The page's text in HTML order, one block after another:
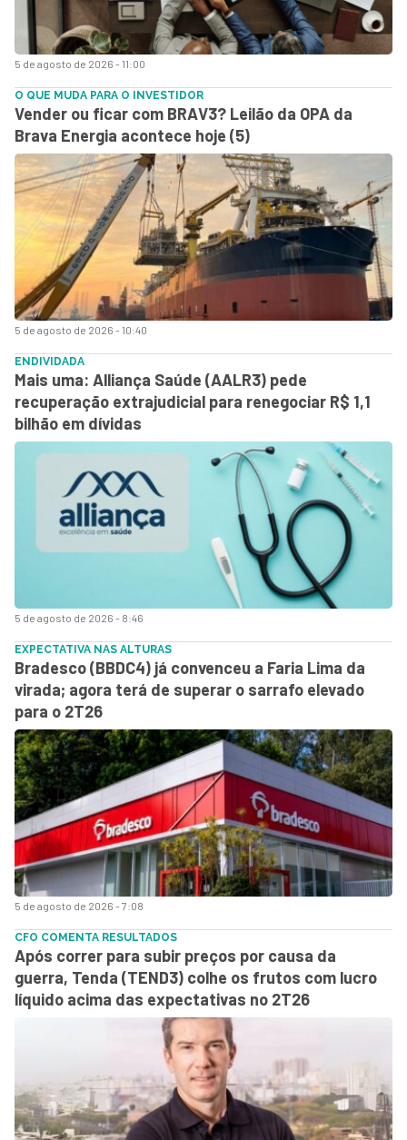
5 de agosto de 2026 - 11:00
5 de agosto de 2026 - 10:40
O QUE MUDA PARA O INVESTIDOR
Vender ou ficar com BRAV3? Leilão da OPA da
Brava Energia acontece hoje (5)
5 de agosto de 2026 - 8:46
ENDIVIDADA
Mais uma: Alliança Saúde (AALR3) pede
recuperação extrajudicial para renegociar R$ 1,1
bilhão em dívidas
5 de agosto de 2026 - 7:08
EXPECTATIVA NAS ALTURAS
Bradesco (BBDC4) já convenceu a Faria Lima da
virada; agora terá de superar o sarrafo elevado
para o 2T26
CFO COMENTA RESULTADOS
Após correr para subir preços por causa da
guerra, Tenda (TEND3) colhe os frutos com lucro
líquido acima das expectativas no 2T26